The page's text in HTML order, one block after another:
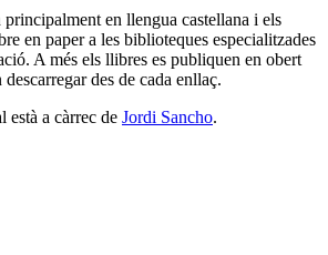
en llengua castellana i els
en paper a les biblioteques especialitzades
A més els llibres es publiquen en obert
des de cada enllaç.
a càrrec de Jordi Sancho.